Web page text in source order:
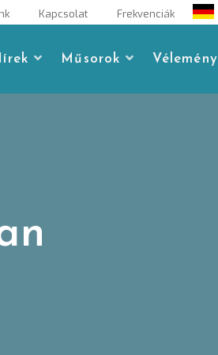
Kapcsolat Frekvenciák
Műsorok Vélemény